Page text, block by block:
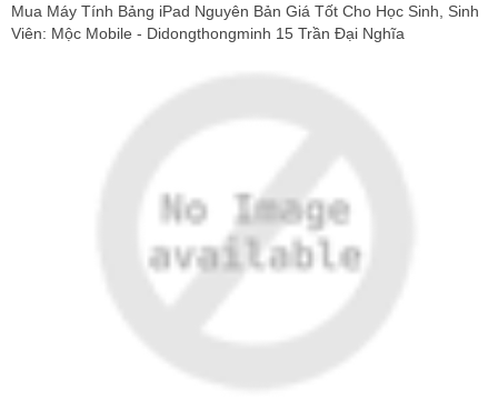
Mua Máy Tính Bảng iPad Nguyên Bản Giá Tốt Cho Học Sinh, Sinh
Viên: Mộc Mobile - Didongthongminh 15 Trần Đại Nghĩa